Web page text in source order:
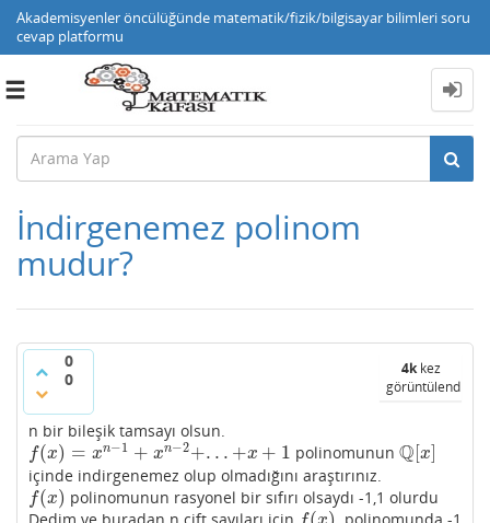
Akademisyenler öncülüğünde matematik/fizik/bilgisayar bilimleri soru
cevap platformu
Toggle
İndirgenemez polinom
mudur?
0
0
4kkez
görüntülendi
n bir bileşik tamsayı olsun.
f(x) = xn−1 + xn−2+. . . +x + 1
f(x)=x n− 1+xn− 2+. ..+x+1 polinomununQ[x]
Q[ x]
içinde indirgenemez olup olmadığını araştırınız.
f(x)
f(x)
polinomunun rasyonel bir sıfırı olsaydı -1,1 olurdu